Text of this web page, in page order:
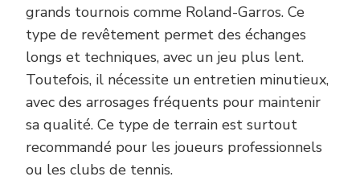
grands tournois comme Roland-Garros. Ce
type de revêtement permet des échanges
longs et techniques, avec un jeu plus lent.
Toutefois, il nécessite un entretien minutieux,
avec des arrosages fréquents pour maintenir
sa qualité. Ce type de terrain est surtout
recommandé pour les joueurs professionnels
ou les clubs de tennis.